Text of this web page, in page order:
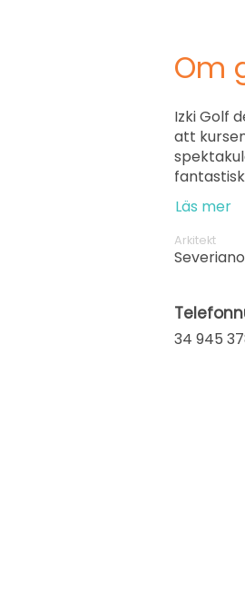
Om
Izki Golf
att
Läs mer
Arkitekt
34 945